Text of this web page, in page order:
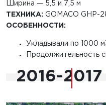
Ширина — 5,5 и 7,5 м
ТЕХНИКА: GOMACO GHP-
ОСОБЕННОСТИ:
Укладывали по 1000
Продолжительность
2016-2017